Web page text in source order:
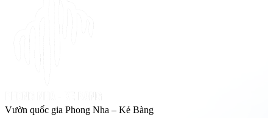
Vườn quốc gia Phong Nha – Kẻ Bàng